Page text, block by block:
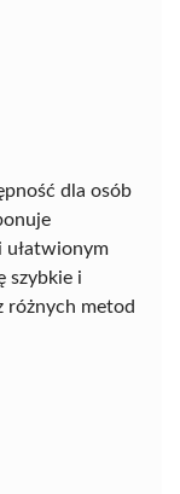
dla osób
ułatwionym
szybkie i
różnych metod